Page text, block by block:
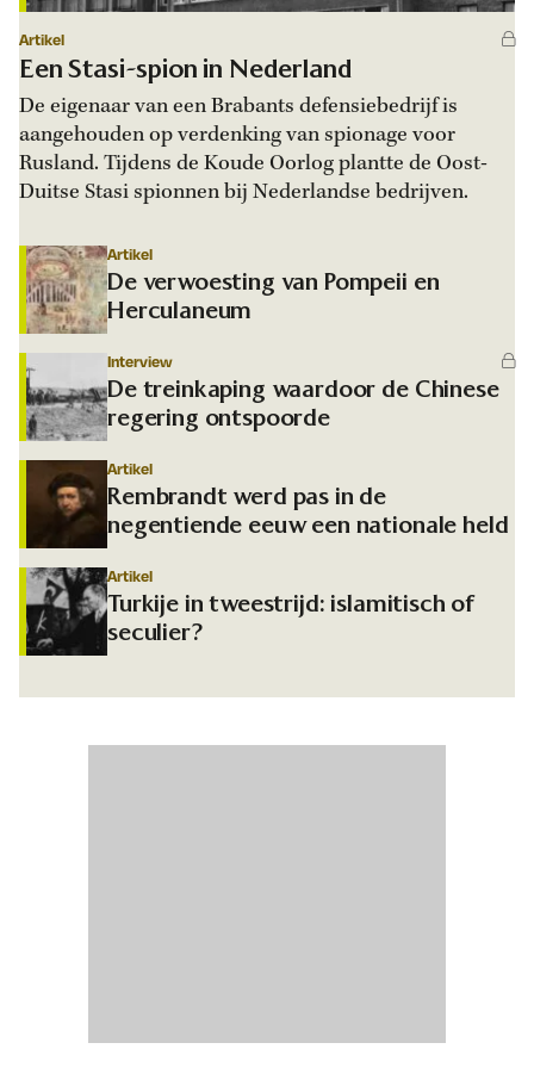
Artikel
Een Stasi-spion in Nederland
De eigenaar van een Brabants defensiebedrijf is
aangehouden op verdenking van spionage voor
Rusland. Tijdens de Koude Oorlog plantte de Oost-
Duitse Stasi spionnen bij Nederlandse bedrijven.
Artikel
De verwoesting van Pompeii en
Herculaneum
Interview
De treinkaping waardoor de Chinese
regering ontspoorde
Artikel
Rembrandt werd pas in de
negentiende eeuw een nationale held
Artikel
Turkije in tweestrijd: islamitisch of
seculier?